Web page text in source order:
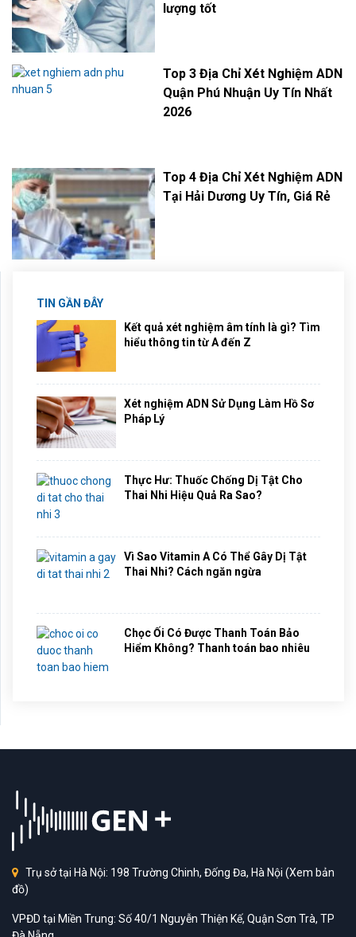
lượng tốt
Top 3 Địa Chỉ Xét Nghiệm ADN
Quận Phú Nhuận Uy Tín Nhất
2026
Top 4 Địa Chỉ Xét Nghiệm ADN
Tại Hải Dương Uy Tín, Giá Rẻ
TIN GẦN ĐÂY
Kết quả xét nghiệm âm tính là gì? Tìm
hiểu thông tin từ A đến Z
Xét nghiệm ADN Sử Dụng Làm Hồ Sơ
Pháp Lý
Thực Hư: Thuốc Chống Dị Tật Cho
Thai Nhi Hiệu Quả Ra Sao?
Vì Sao Vitamin A Có Thể Gây Dị Tật
Thai Nhi? Cách ngăn ngừa
Chọc Ối Có Được Thanh Toán Bảo
Hiểm Không? Thanh toán bao nhiêu
Trụ sở tại Hà Nội: 198 Trường Chinh, Đống Đa, Hà Nội (Xem bản
đồ)
VPĐD tại Miền Trung: Số 40/1 Nguyễn Thiện Kế, Quận Sơn Trà, TP